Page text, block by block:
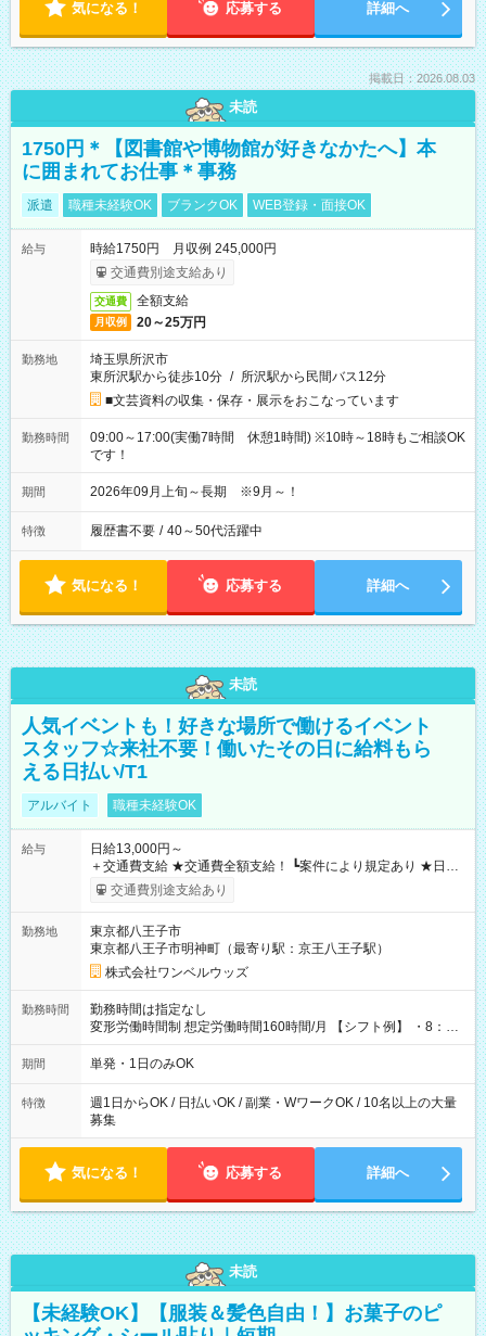
気になる！ 応募する 詳細へ
掲載日：2026.08.03
未読
1750円＊【図書館や博物館が好きなかたへ】本
に囲まれてお仕事＊事務
派遣 職種未経験OK ブランクOK WEB登録・面接OK
給与
時給1750円 月収例 245,000円
交通費別途支給あり
交通費 全額支給
月収例 20～25万円
勤務地
埼玉県所沢市
東所沢駅から徒歩10分 / 所沢駅から民間バス12分
■文芸資料の収集・保存・展示をおこなっています
勤務時間
09:00～17:00(実働7時間 休憩1時間) ※10時～18時もご相談OK
です！
期間 2026年09月上旬～長期 ※9月～！
特徴 履歴書不要 / 40～50代活躍中
気になる！ 応募する 詳細へ
未読
人気イベントも！好きな場所で働けるイベント
スタッフ☆来社不要！働いたその日に給料もら
える日払い/T1
アルバイト 職種未経験OK
給与
日給13,000円～
＋交通費支給 ★交通費全額支給！ ┗案件により規定あり ★日払
いOK！（規定あり） ┗働いたその日に現金GET♪ お仕事後はコ
ンビニATMから 日払い分を引き落とせます！ 【試用期間】試
交通費別途支給あり
勤務地
東京都八王子市
東京都八王子市明神町（最寄り駅：京王八王子駅）
株式会社ワンベルウッズ
勤務時間
勤務時間は指定なし
変形労働時間制 想定労働時間160時間/月 【シフト例】 ・8：00
～21：00
期間 単発・1日のみOK
特徴
週1日からOK / 日払いOK / 副業・WワークOK / 10名以上の大量
募集
気になる！ 応募する 詳細へ
未読
【未経験OK】【服装＆髪色自由！】お菓子のピ